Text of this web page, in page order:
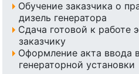
Обучение заказчика о
дизель генератора
Сдача готовой к работе
заказчику
Оформление акта ввода
генераторной установки